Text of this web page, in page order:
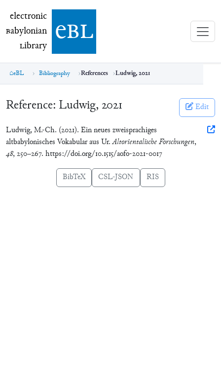
electronic Babylonian Library (eBL)
electronic
Babylonian
Library ebl
eBL Bibliography References Ludwig, 2021
Reference: Ludwig, 2021 Edit
Ludwig, M.-Ch. (2021). Ein neues zweisprachiges
altbabylonisches Vokabular aus Ur.Altorientalische Forschungen,
48, 250–267. https://doi.org/10.1515/aofo-2021-0017
BibTeX CSL-JSON RIS